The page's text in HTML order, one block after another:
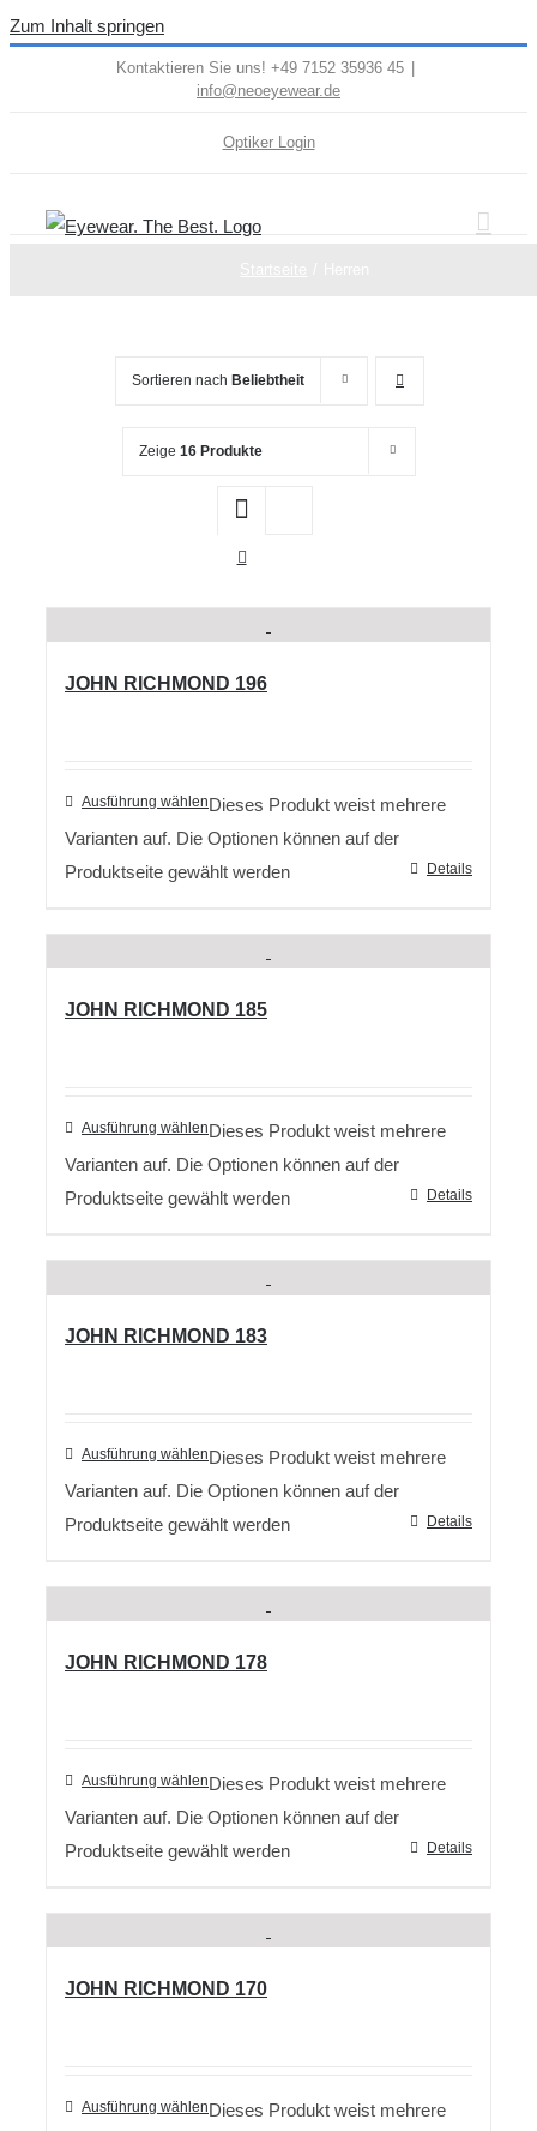
Zum Inhalt springen
Kontaktieren Sie uns! +49 7152 35936 45
info@neoeyewear.de
Optiker Login
Sortieren nach Beliebtheit
Zeige 16 Produkte
JOHN RICHMOND 196
Ausführung wählenDieses Produkt weist mehrere
Varianten auf. Die Optionen können auf der
Produktseite gewählt werden
Details
JOHN RICHMOND 185
Ausführung wählenDieses Produkt weist mehrere
Varianten auf. Die Optionen können auf der
Produktseite gewählt werden
Details
JOHN RICHMOND 183
Ausführung wählenDieses Produkt weist mehrere
Varianten auf. Die Optionen können auf der
Produktseite gewählt werden
Details
JOHN RICHMOND 178
Ausführung wählenDieses Produkt weist mehrere
Varianten auf. Die Optionen können auf der
Produktseite gewählt werden
Details
JOHN RICHMOND 170
Ausführung wählenDieses Produkt weist mehrere